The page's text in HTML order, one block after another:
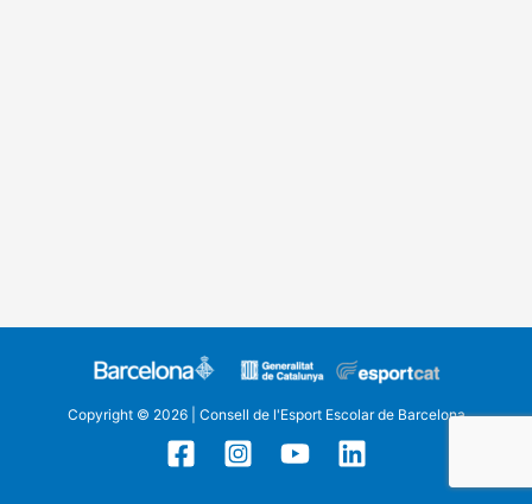
Copyright © 2026 | Consell de l'Esport Escolar de Barcelona